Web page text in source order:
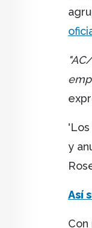
'Los
y
Así